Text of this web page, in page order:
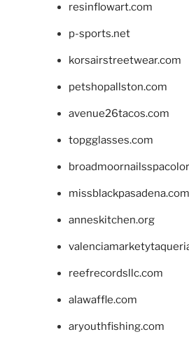
resinflowart.com
p-sports.net
korsairstreetwear.com
petshopallston.com
avenue26tacos.com
topgglasses.com
missblackpasadena.com
anneskitchen.org
reefrecordsllc.com
alawaffle.com
aryouthfishing.com